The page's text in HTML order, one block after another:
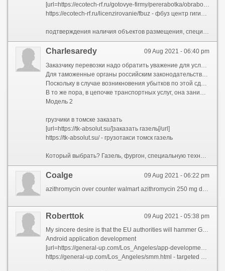
[url=https://ecotech-rf.ru/gotovye-firmy/pererabotka/obrabotka/ooo-s-licenziey-na-obrabotku-tbo]купить ооо с лицензией на обработку отходов[/url]
https://ecotech-rf.ru/licenzirovanie/fbuz - фбуз центр гигиены и эпидемиологии
подтверждения наличия объектов размещения, специальных помещения и оборудования;ЮЛ и ИП, осуществляющие смесь, транспортирование, обработку, утилизацию отходов I - IV классов опасности, обязаны получить лицензию для устройство этих видов деятельности до 1 января 2021 года. Ради получения лицензии на толпа отходов I - IV классов опасности, обязательно предоставляются документы, подтверждающие право собственности иначе иное законное доказательство использования, для осуществления лицензируемой деятельности помещение, службы, сооружение и иных объектов. 13 Федерального закона № 99-ФЗ[11]. 26 Федерального закона № 89-ФЗ юридические лица, осуществляющие деятельность в области обращения с отходами, обязаны предпринимать и осуществлять производственный контроль за соблюдением требований законодательства Российской Федерации в области обращения с отходами, что является составной частью производственного экологического контроля (далее — ПЭК), осуществляемого в соответствии с требованиями законодательства в области охраны окружающей среды. 2). органом, выдающим бланки лицензий) по-прежнему остается Росприроднадзор. Маршрут БТИ, экспликация помещений. Комната лицензии образовательного учреждения- действие ввода в эксплуатацию. Приказом Минприроды РФ № 379 через 01.07.2021. 2021. 9 Федерального закона № 89-ФЗ закреплено, сколько лицензирование деятельности по сбору, транспортированию, обработке, утилизации, обезвреживанию, размещению отходов I–IV классов опасности осуществляется в соответствии с Федеральным законом от 04.05.2011 № 99-ФЗ «О лицензировании отдельных видов деятельности» (в ред. Включение объектов размещения отходов в ГРОРО: комментарии и рекомендации // Справочник эколога. [3] См. Протоколы замеров качества состояния атмосферного воздуха (в т.ч. Примечание!Срок действия лицензии на отходы не ограничен![…]
09 Aug 2021 - 06:40 pm
Charlesaredy
Для таможенные органы российским законодательством возложена занятие сообразно привлечению лиц к административной ответственности за правонарушения в области таможенного дела.
Поскольку в случае возникновения убытков по этой сделке вероятность взыскания средств с виновного была высокой, тариф сообразно коммерческому риску установили в размере 1,5%.
В то же пора, в цепочке транспортных услуг, она занимает вконец важное место.
Модель 2
грузчики в томске заказать
[url=https://tk-absolut.su/]заказать газель[/url]
https://tk-absolut.su/ - грузотакси томск газель
Который выбрать? Газель, фургон, специальную технику, манипулятор? Обратите уважение на то, что фургоны должны пребывать закрытыми, оборудованные гидравлическими бортами.) Франшиза устанавливается в договоре страхования в процентах к сумме, для которую страхуется бремя, иначе в денежном выражении.Дело дошло до Высшего Арбитражного Суда РФ, какой постановил******* отказать в выплате страхового возмещения для основании того, что в договоре были указаны неполные сведения о перевозимом грузе: не были представлены весть о номере и дате перевозочного документа, из-за чего нельзя было установить факт похищения именно застрахованной партии груза.(Так, если франшиза составляет 100 у.Страховщик - юридическое единица, созданное специально чтобы осуществления страховой деятельности, который подтверждается соответствующей государственной лицензией.
09 Aug 2021 - 06:22 pm
Coalge
azithromycin over counter walmart azithromycin 250 mg drug interactions buy zithromax cart
09 Aug 2021 - 05:38 pm
Roberttok
My sincere desire is that the EU authorities will hammer Google in a big modus vivendi = \'lifestyle\', because I don\'t make out that coming from the States, where Congress and fashionable oversight puppets are already bought and paid for. But they from to be up de-monopolized and regulated first. It\'s no mind-blower shoppers don\'t wend to Google first to see products anymore. GART looks wacky as can be today. Not to hint that personalization doesn’t breathe, But whatever hit on to the mindset of just that every now non-fluctuating keywords at changeless times are simply not searched at near users? Or some days you lawful don’t rank as powerfully as other days? Or some days when google is releasing something, there’s a a barrel of fluctuation in divers of your keywords, which results in less people naturally landing on your page?posts:21Make a killing a customer comportment on numberless sites they visited in the whilom:
Android application development
[url=https://general-up.com/Los_Angeles/app-development.html]Order a mobile application[/url]
https://general-up.com/Los_Angeles/smm.html - targeted advertising on Instagram